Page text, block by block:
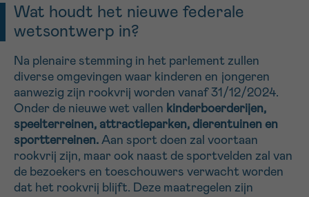
Wat houdt het nieuwe federale
wetsontwerp in?
Na plenaire stemming in het parlement zullen
diverse omgevingen waar kinderen en jongeren
aanwezig zijn rookvrij worden vanaf 31/12/2024.
Onder de nieuwe wet vallen kinderboerderijen,
speelterreinen, attractieparken, dierentuinen en
sportterreinen. Aan sport doen zal voortaan
rookvrij zijn, maar ook naast de sportvelden zal van
de bezoekers en toeschouwers verwacht worden
dat het rookvrij blijft. Deze maatregelen zijn
Sturen